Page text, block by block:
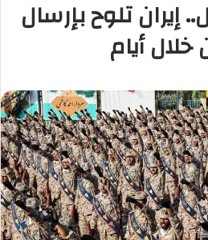
إيران تلوح بإرسال
أيام